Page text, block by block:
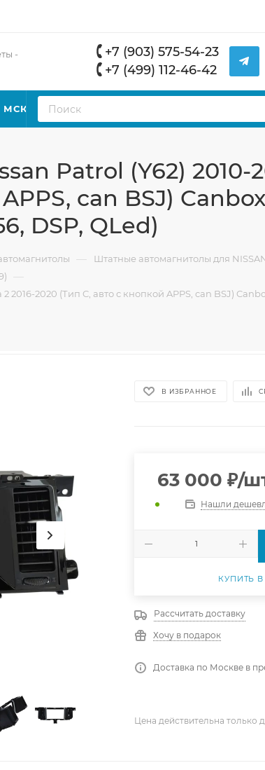
-
+7 (903) 575-54-23
+7 (499) 112-46-42
МСК
Patrol (Y62) 2010-
can BSJ)
DSP, QLed)
— Штатные автомагнитолы для
—
2020 (Тип C, авто с кнопкой APPS, can BSJ)
В ИЗБРАННОЕ
63 000 ₽/
Нашли
КУПИТЬ В
Рассчитать доставку
Хочу в подарок
Доставка по Москве в
Цена действительна только